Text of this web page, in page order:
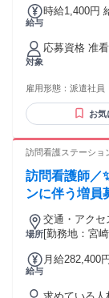
給与
時給1,400円 給与
上決定 昇給（前年度実績）: あり：実績による 締日・支払日
（支払い方
対象
応募資格 准
雇用形態： 派遣社員
お気
訪問看護ステーショ
訪問看護師／
ンに伴う増員
場所
交通・アクセ
駐車場有）
[勤務地：宮
給与
月給282,400
定残業代：